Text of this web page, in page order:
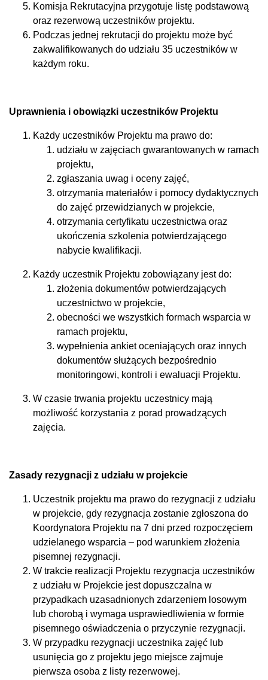
Komisja Rekrutacyjna przygotuje listę podstawową
oraz rezerwową uczestników projektu.
Podczas jednej rekrutacji do projektu może być
zakwalifikowanych do udziału 35 uczestników w
każdym roku.
Uprawnienia i obowiązki uczestników Projektu
Każdy uczestników Projektu ma prawo do:
udziału w zajęciach gwarantowanych w ramach
projektu,
zgłaszania uwag i oceny zajęć,
otrzymania materiałów i pomocy dydaktycznych
do zajęć przewidzianych w projekcie,
otrzymania certyfikatu uczestnictwa oraz
ukończenia szkolenia potwierdzającego
nabycie kwalifikacji.
Każdy uczestnik Projektu zobowiązany jest do:
złożenia dokumentów potwierdzających
uczestnictwo w projekcie,
obecności we wszystkich formach wsparcia w
ramach projektu,
wypełnienia ankiet oceniających oraz innych
dokumentów służących bezpośrednio
monitoringowi, kontroli i ewaluacji Projektu.
W czasie trwania projektu uczestnicy mają
możliwość korzystania z porad prowadzących
zajęcia.
Zasady rezygnacji z udziału w projekcie
Uczestnik projektu ma prawo do rezygnacji z udziału
w projekcie, gdy rezygnacja zostanie zgłoszona do
Koordynatora Projektu na 7 dni przed rozpoczęciem
udzielanego wsparcia – pod warunkiem złożenia
pisemnej rezygnacji.
W trakcie realizacji Projektu rezygnacja uczestników
z udziału w Projekcie jest dopuszczalna w
przypadkach uzasadnionych zdarzeniem losowym
lub chorobą i wymaga usprawiedliwienia w formie
pisemnego oświadczenia o przyczynie rezygnacji.
W przypadku rezygnacji uczestnika zajęć lub
usunięcia go z projektu jego miejsce zajmuje
pierwsza osoba z listy rezerwowej.